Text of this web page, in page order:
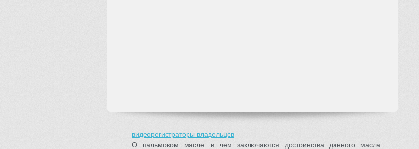
видеорегистраторы владельцев
О пальмовом масле: в чем заключаются достоинства данного масла.